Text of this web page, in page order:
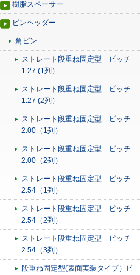
樹脂スペーサー
ピンヘッダー
角ピン
ストレート段重ね固定型 ピッチ
1.27 (1列）
ストレート段重ね固定型 ピッチ
1.27 (2列）
ストレート段重ね固定型 ピッチ
2.00（1列）
ストレート段重ね固定型 ピッチ
2.00（2列）
ストレート段重ね固定型 ピッチ
2.54（1列）
ストレート段重ね固定型 ピッチ
2.54（2列）
ストレート段重ね固定型 ピッチ
2.54（3列）
段重ね固定型(表面実装タイプ）ピ